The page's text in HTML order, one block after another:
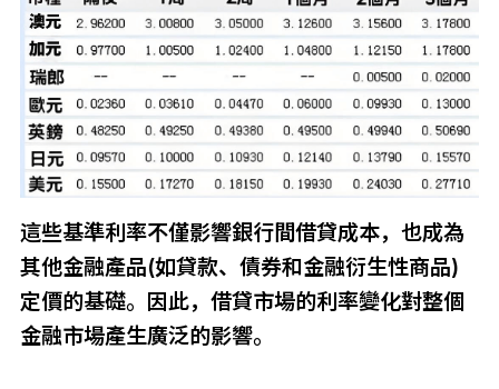
這些基準利率不僅影響銀行間借貸成本，也成為
其他金融產品(如貸款、債券和金融衍生性商品)
定價的基礎。因此，借貸市場的利率變化對整個
金融市場產生廣泛的影響。